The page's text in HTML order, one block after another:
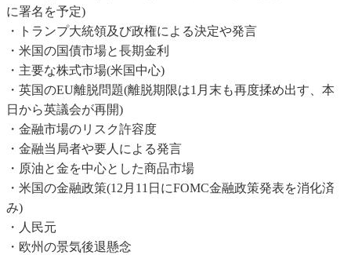
に署名を予定)
・トランプ大統領及び政権による決定や発言
・米国の国債市場と長期金利
・主要な株式市場(米国中心)
・英国のEU離脱問題(離脱期限は1月末も再度揉め出す、本
日から英議会が再開)
・金融市場のリスク許容度
・金融当局者や要人による発言
・原油と金を中心とした商品市場
・米国の金融政策(12月11日にFOMC金融政策発表を消化済
み)
・人民元
・欧州の景気後退懸念